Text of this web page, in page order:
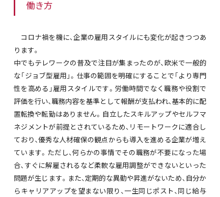
働き方
コロナ禍を機に、企業の雇用スタイルにも変化が起きつつあ
ります。
中でもテレワークの普及で注目が集まったのが、欧米で一般的
な「ジョブ型雇用」。仕事の範囲を明確にすることで「より専門
性を高める」雇用スタイルです。労働時間でなく職務や役割で
評価を行い、職務内容を基準として報酬が支払われ、基本的に配
置転換や転勤はありません。自立したスキルアップやセルフマ
ネジメントが前提とされているため、リモートワークに適合し
ており、優秀な人材確保の観点からも導入を進める企業が増え
ています。ただし、何らかの事情でその職務が不要になった場
合、すぐに解雇されるなど柔軟な雇用調整ができないといった
問題が生じます。また、定期的な異動や昇進がないため、自分か
らキャリアアップを望まない限り、一生同じポスト、同じ給与